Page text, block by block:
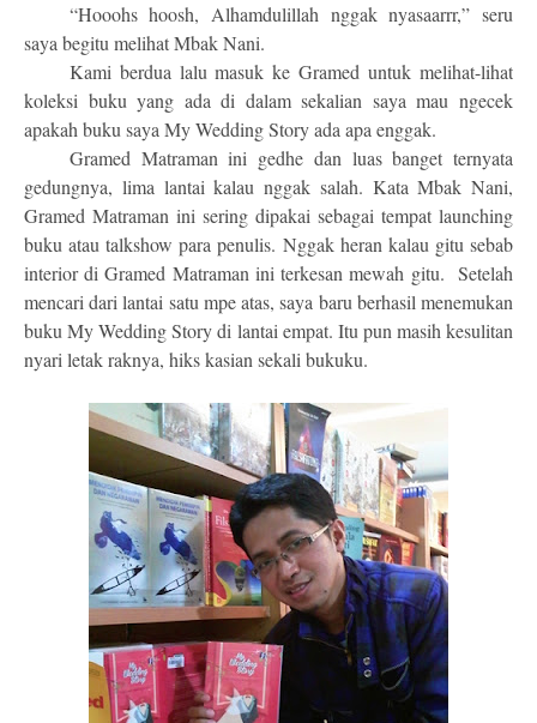
“Hooohs hoosh, Alhamdulillah nggak nyasaarrr,” seru
saya begitu melihat Mbak Nani.
Kami berdua lalu masuk ke Gramed untuk melihat-lihat
koleksi buku yang ada di dalam sekalian saya mau ngecek
apakah buku saya My Wedding Story ada apa enggak.
Gramed Matraman ini gedhe dan luas banget ternyata
gedungnya, lima lantai kalau nggak salah. Kata Mbak Nani,
Gramed Matraman ini sering dipakai sebagai tempat launching
buku atau talkshow para penulis. Nggak heran kalau gitu sebab
interior di Gramed Matraman ini terkesan mewah gitu. Setelah
mencari dari lantai satu mpe atas, saya baru berhasil menemukan
buku My Wedding Story di lantai empat. Itu pun masih kesulitan
nyari letak raknya, hiks kasian sekali bukuku.